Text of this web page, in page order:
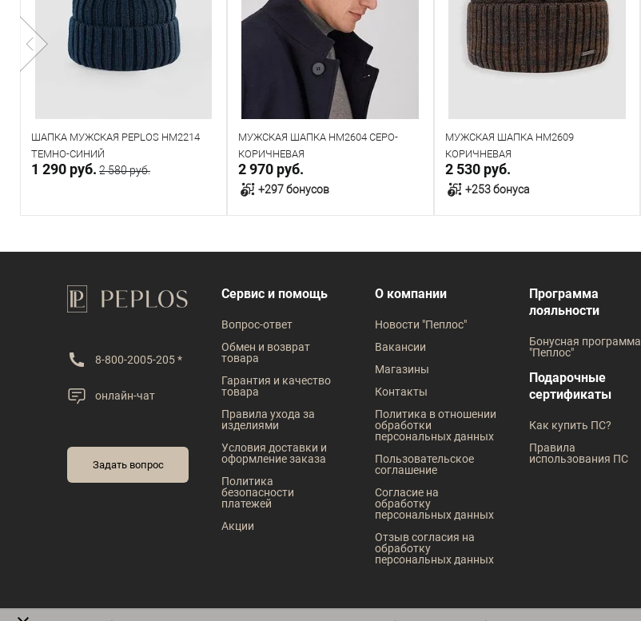
ШАПКА МУЖСКАЯ PEPLOS HM2214
ТЕМНО-СИНИЙ
1 290 руб. 2 580 руб.
В корзину
В наличии
Размер одежды
МУЖСКАЯ ШАПКА HM2604 СЕРО-
КОРИЧНЕВАЯ
2 970 руб.
+297 бонусов
В корзину
В наличии
Таблица размеров
Размер одежды
57
МУЖСКАЯ ШАПКА HM2609
КОРИЧНЕВАЯ
2 530 руб.
+253 бонуса
В корзину
Таблица размеров
8-800-2005-205 *
онлайн-чат
Задать вопрос
Сервис и помощь
Вопрос-ответ
Обмен и возврат
товара
Гарантия и качество
товара
Правила ухода за
изделиями
Условия доставки и
оформление заказа
Политика
безопасности
платежей
Акции
О компании
Новости "Пеплос"
Вакансии
Магазины
Контакты
Политика в отношении
обработки
персональных данных
Пользовательское
соглашение
Согласие на
обработку
персональных данных
Отзыв согласия на
обработку
персональных данных
Программа
лояльности
Бонусная программа
"Пеплос"
Подарочные
сертификаты
Как купить ПС?
Правила
использования ПС